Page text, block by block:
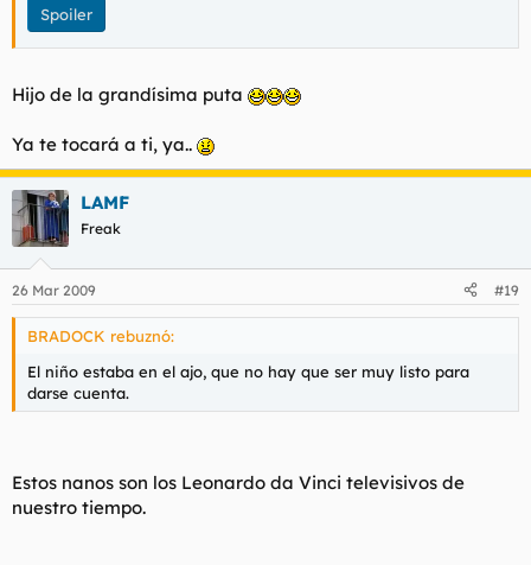
Spoiler
Hijo de la grandísima puta
Ya te tocará a ti, ya..
LAMF
Freak
26 Mar 2009 #19
BRADOCK rebuznó:
El niño estaba en el ajo, que no hay que ser muy listo para
darse cuenta.
Estos nanos son los Leonardo da Vinci televisivos de
nuestro tiempo.